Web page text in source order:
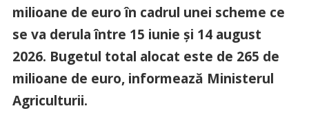
milioane de euro în cadrul unei scheme ce
se va derula între 15 iunie și 14 august
2026. Bugetul total alocat este de 265 de
milioane de euro, informează Ministerul
Agriculturii.